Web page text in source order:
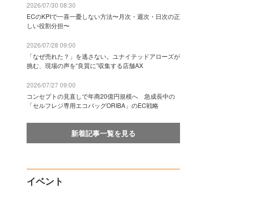
2026/07/30 08:30
ECのKPIで一喜一憂しない方法〜月次・週次・日次の正
しい役割分担〜
2026/07/28 09:00
「なぜ売れた？」を逃さない。ユナイテッドアローズが
挑む、現場の声を“良質に”収集する店舗AX
2026/07/27 09:00
コンセプトの見直しで年商20億円規模へ 急成長中の
「セルフレジ専用エコバッグORIBA」のEC戦略
新着記事一覧を見る
イベント